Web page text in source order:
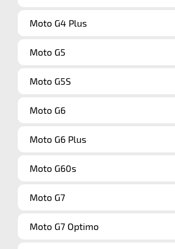
Moto G4 Plus
Moto G5
Moto G5S
Moto G6
Moto G6 Plus
Moto G60s
Moto G7
Moto G7 Optimo